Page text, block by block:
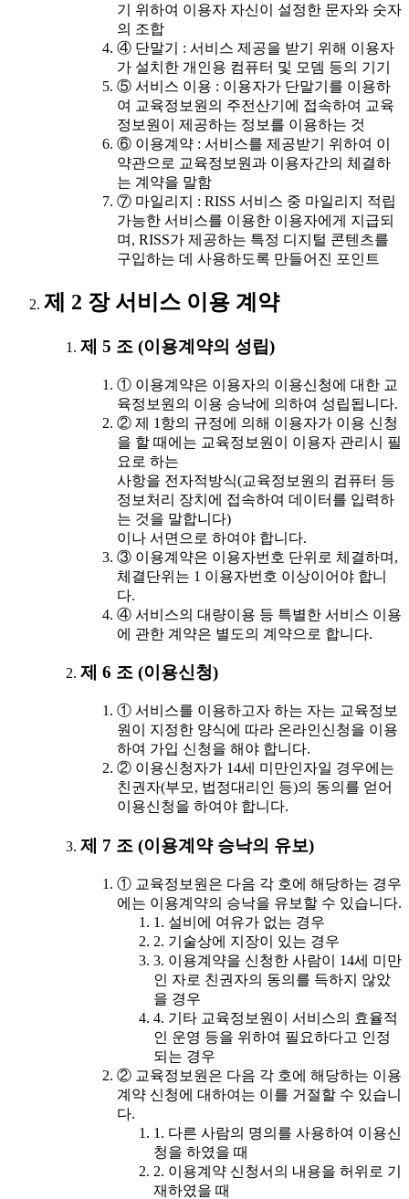
기 위하여 이용자 자신이 설정한 문자와 숫자
의 조합
④ 단말기 : 서비스 제공을 받기 위해 이용자
가 설치한 개인용 컴퓨터 및 모뎀 등의 기기
⑤ 서비스 이용 : 이용자가 단말기를 이용하
여 교육정보원의 주전산기에 접속하여 교육
정보원이 제공하는 정보를 이용하는 것
⑥ 이용계약 : 서비스를 제공받기 위하여 이
약관으로 교육정보원과 이용자간의 체결하
는 계약을 말함
⑦ 마일리지 : RISS 서비스 중 마일리지 적립
가능한 서비스를 이용한 이용자에게 지급되
며, RISS가 제공하는 특정 디지털 콘텐츠를
구입하는 데 사용하도록 만들어진 포인트
제 2 장 서비스 이용 계약
제 5 조 (이용계약의 성립)
① 이용계약은 이용자의 이용신청에 대한 교
육정보원의 이용 승낙에 의하여 성립됩니다.
② 제 1항의 규정에 의해 이용자가 이용 신청
을 할 때에는 교육정보원이 이용자 관리시 필
요로 하는
사항을 전자적방식(교육정보원의 컴퓨터 등
정보처리 장치에 접속하여 데이터를 입력하
는 것을 말합니다)
이나 서면으로 하여야 합니다.
③ 이용계약은 이용자번호 단위로 체결하며,
체결단위는 1 이용자번호 이상이어야 합니
다.
④ 서비스의 대량이용 등 특별한 서비스 이용
에 관한 계약은 별도의 계약으로 합니다.
제 6 조 (이용신청)
① 서비스를 이용하고자 하는 자는 교육정보
원이 지정한 양식에 따라 온라인신청을 이용
하여 가입 신청을 해야 합니다.
② 이용신청자가 14세 미만인자일 경우에는
친권자(부모, 법정대리인 등)의 동의를 얻어
이용신청을 하여야 합니다.
제 7 조 (이용계약 승낙의 유보)
① 교육정보원은 다음 각 호에 해당하는 경우
에는 이용계약의 승낙을 유보할 수 있습니다.
1. 설비에 여유가 없는 경우
2. 기술상에 지장이 있는 경우
3. 이용계약을 신청한 사람이 14세 미만
인 자로 친권자의 동의를 득하지 않았
을 경우
4. 기타 교육정보원이 서비스의 효율적
인 운영 등을 위하여 필요하다고 인정
되는 경우
② 교육정보원은 다음 각 호에 해당하는 이용
계약 신청에 대하여는 이를 거절할 수 있습니
다.
1. 다른 사람의 명의를 사용하여 이용신
청을 하였을 때
2. 이용계약 신청서의 내용을 허위로 기
재하였을 때